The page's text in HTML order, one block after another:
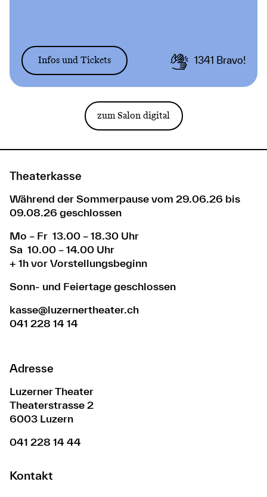
Infos und Tickets 1341 Bravo!
zum Salon digital
Theaterkasse
Während der Sommerpause vom 29.06.26 bis
09.08.26 geschlossen
Mo – Fr 13.00 – 18.30 Uhr
Sa 10.00 – 14.00 Uhr
+ 1h vor Vorstellungsbeginn
Sonn- und Feiertage geschlossen
kasse@luzernertheater.ch
041 228 14 14
Adresse
Luzerner Theater
Theaterstrasse 2
6003 Luzern
041 228 14 44
Kontakt